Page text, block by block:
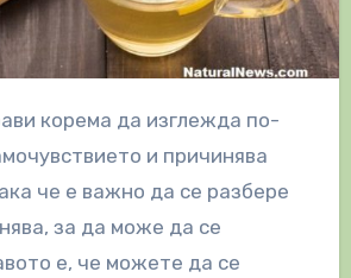
и причинява
че е важно да се разбере
за да може да се
е, че можете да се